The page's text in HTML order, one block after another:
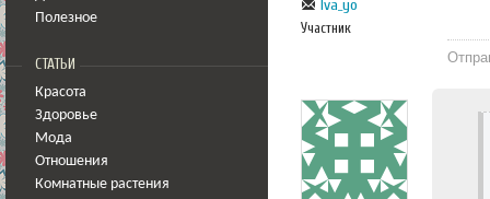
Полезное
СТАТЬИ
Красота
Здоровье
Мода
Отношения
Комнатные растения
Iva_yo
Участник